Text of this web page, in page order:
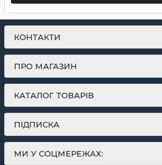
КОНТАКТИ
ПРО МАГАЗИН
КАТАЛОГ ТОВАРІВ
ПІДПИСКА
МИ У СОЦМЕРЕЖАХ: